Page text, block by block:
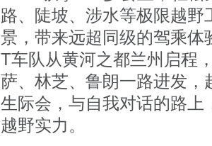
路、陡坡、涉水等极限越
景，带来远超同级的驾乘体
T车队从黄河之都兰州启程
萨、林芝、鲁朗一路进发
生际会，与自我对话的路
越野实力。